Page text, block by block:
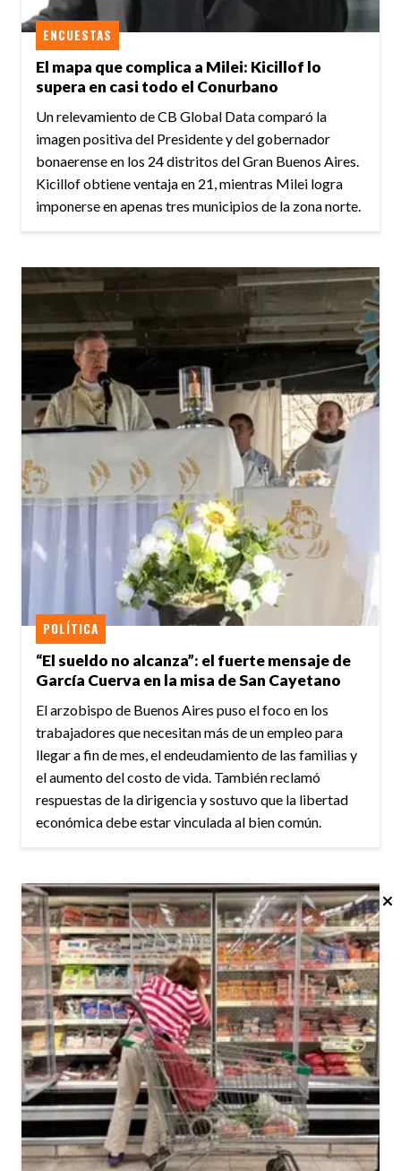
El mapa que complica a Milei: Kicillof lo
supera en casi todo el Conurbano
ENCUESTAS
Un relevamiento de CB Global Data comparó la
imagen positiva del Presidente y del gobernador
bonaerense en los 24 distritos del Gran Buenos Aires.
Kicillof obtiene ventaja en 21, mientras Milei logra
imponerse en apenas tres municipios de la zona norte.
“El sueldo no alcanza”: el fuerte mensaje de
García Cuerva en la misa de San Cayetano
POLÍTICA
El arzobispo de Buenos Aires puso el foco en los
trabajadores que necesitan más de un empleo para
llegar a fin de mes, el endeudamiento de las familias y
el aumento del costo de vida. También reclamó
respuestas de la dirigencia y sostuvo que la libertad
económica debe estar vinculada al bien común.